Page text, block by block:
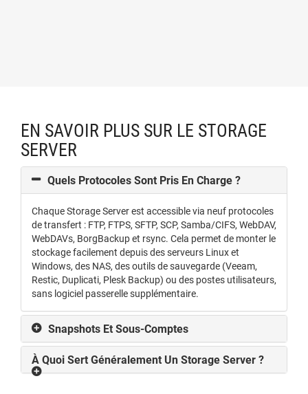
EN SAVOIR PLUS SUR LE STORAGE
SERVER
Quels Protocoles Sont Pris En Charge ?
Chaque Storage Server est accessible via neuf protocoles
de transfert : FTP, FTPS, SFTP, SCP, Samba/CIFS, WebDAV,
WebDAVs, BorgBackup et rsync. Cela permet de monter le
stockage facilement depuis des serveurs Linux et
Windows, des NAS, des outils de sauvegarde (Veeam,
Restic, Duplicati, Plesk Backup) ou des postes utilisateurs,
sans logiciel passerelle supplémentaire.
Snapshots Et Sous-Comptes
À Quoi Sert Généralement Un Storage Server ?